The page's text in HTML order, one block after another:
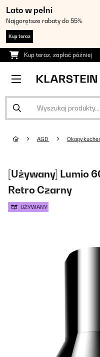
Lato w pełni
Najgorętsze rabaty do 55%
Kup teraz
Kup teraz, zapłać później
AGD Okapy
[Używany] Lumio
Retro Czarny
UŻYWANY